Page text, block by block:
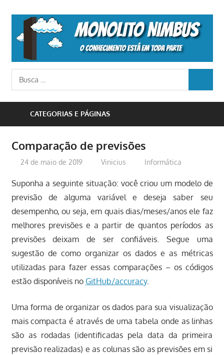
content
o
conhecimento
Busca
para:
CATEGORIAS E PÁGINAS
Comparação de previsões
24 de maio de 2019 Vinicius Informática
Suponha a seguinte situação: você criou um modelo de
previsão de alguma variável e deseja saber seu
desempenho, ou seja, em quais dias/meses/anos ele faz
melhores previsões e a partir de quantos períodos as
previsões deixam de ser confiáveis. Segue uma
sugestão de como organizar os dados e as métricas
utilizadas para fazer essas comparações – os códigos
estão disponíveis no GitHub/accuracy.
Uma forma de organizar os dados para sua visualização
mais compacta é através de uma tabela onde as linhas
são as rodadas (identificadas pela data da primeira
previsão realizadas) e as colunas são as previsões em si